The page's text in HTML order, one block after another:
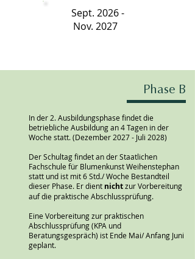
Sept. 2026 -
Nov. 2027
Phase B
In der 2. Ausbildungsphase findet die
betriebliche Ausbildung an 4 Tagen in der
Woche statt. (Dezember 2027 - Juli 2028)
Der Schultag findet an der Staatlichen
Fachschule für Blumenkunst Weihenstephan
statt und ist mit 6 Std./ Woche Bestandteil
dieser Phase. Er dient nichtzur Vorbereitung
auf die praktische Abschlussprüfung.
Eine Vorbereitung zur praktischen
Abschlussprüfung (KPA und
Beratungsgespräch) ist Ende Mai/ Anfang Juni
geplant.